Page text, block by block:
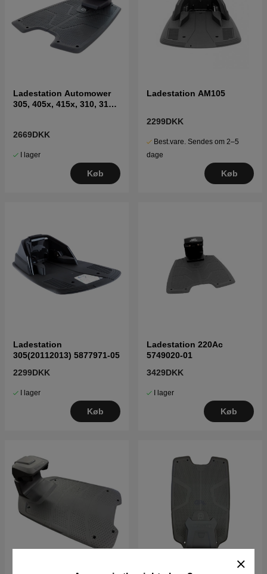
Ladestation Automower
305, 405x, 415x, 310, 315,
2669DKK
I lager
Køb
Ladestation AM105
2299DKK
Best.vare. Sendes om 2–5
dage
Køb
Ladestation
305(20112013) 5877971-05
2299DKK
I lager
Køb
Ladestation 220Ac
5749020-01
3429DKK
I lager
Køb